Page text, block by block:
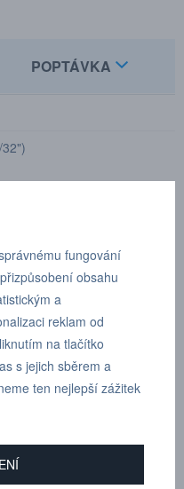
POPTÁVKA
(-22°F — +212°F)
povlakovaná chromanem
povlakovaná chromanem
fungování
obsahu
a
reklam od
na tlačítko
s jejich sběrem a
ten nejlepší zážitek